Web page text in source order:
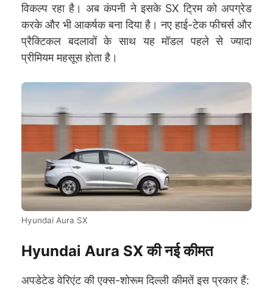
विकल्प रहा है। अब कंपनी ने इसके SX ट्रिम को अपग्रेड
करके और भी आकर्षक बना दिया है। नए हाई-टेक फीचर्स और
प्रैक्टिकल बदलावों के साथ यह मॉडल पहले से ज्यादा
प्रीमियम महसूस होता है।
Hyundai Aura SX
Hyundai Aura SX की नई कीमत
अपडेटेड वेरिएंट की एक्स-शोरूम दिल्ली कीमतें इस प्रकार हैं: